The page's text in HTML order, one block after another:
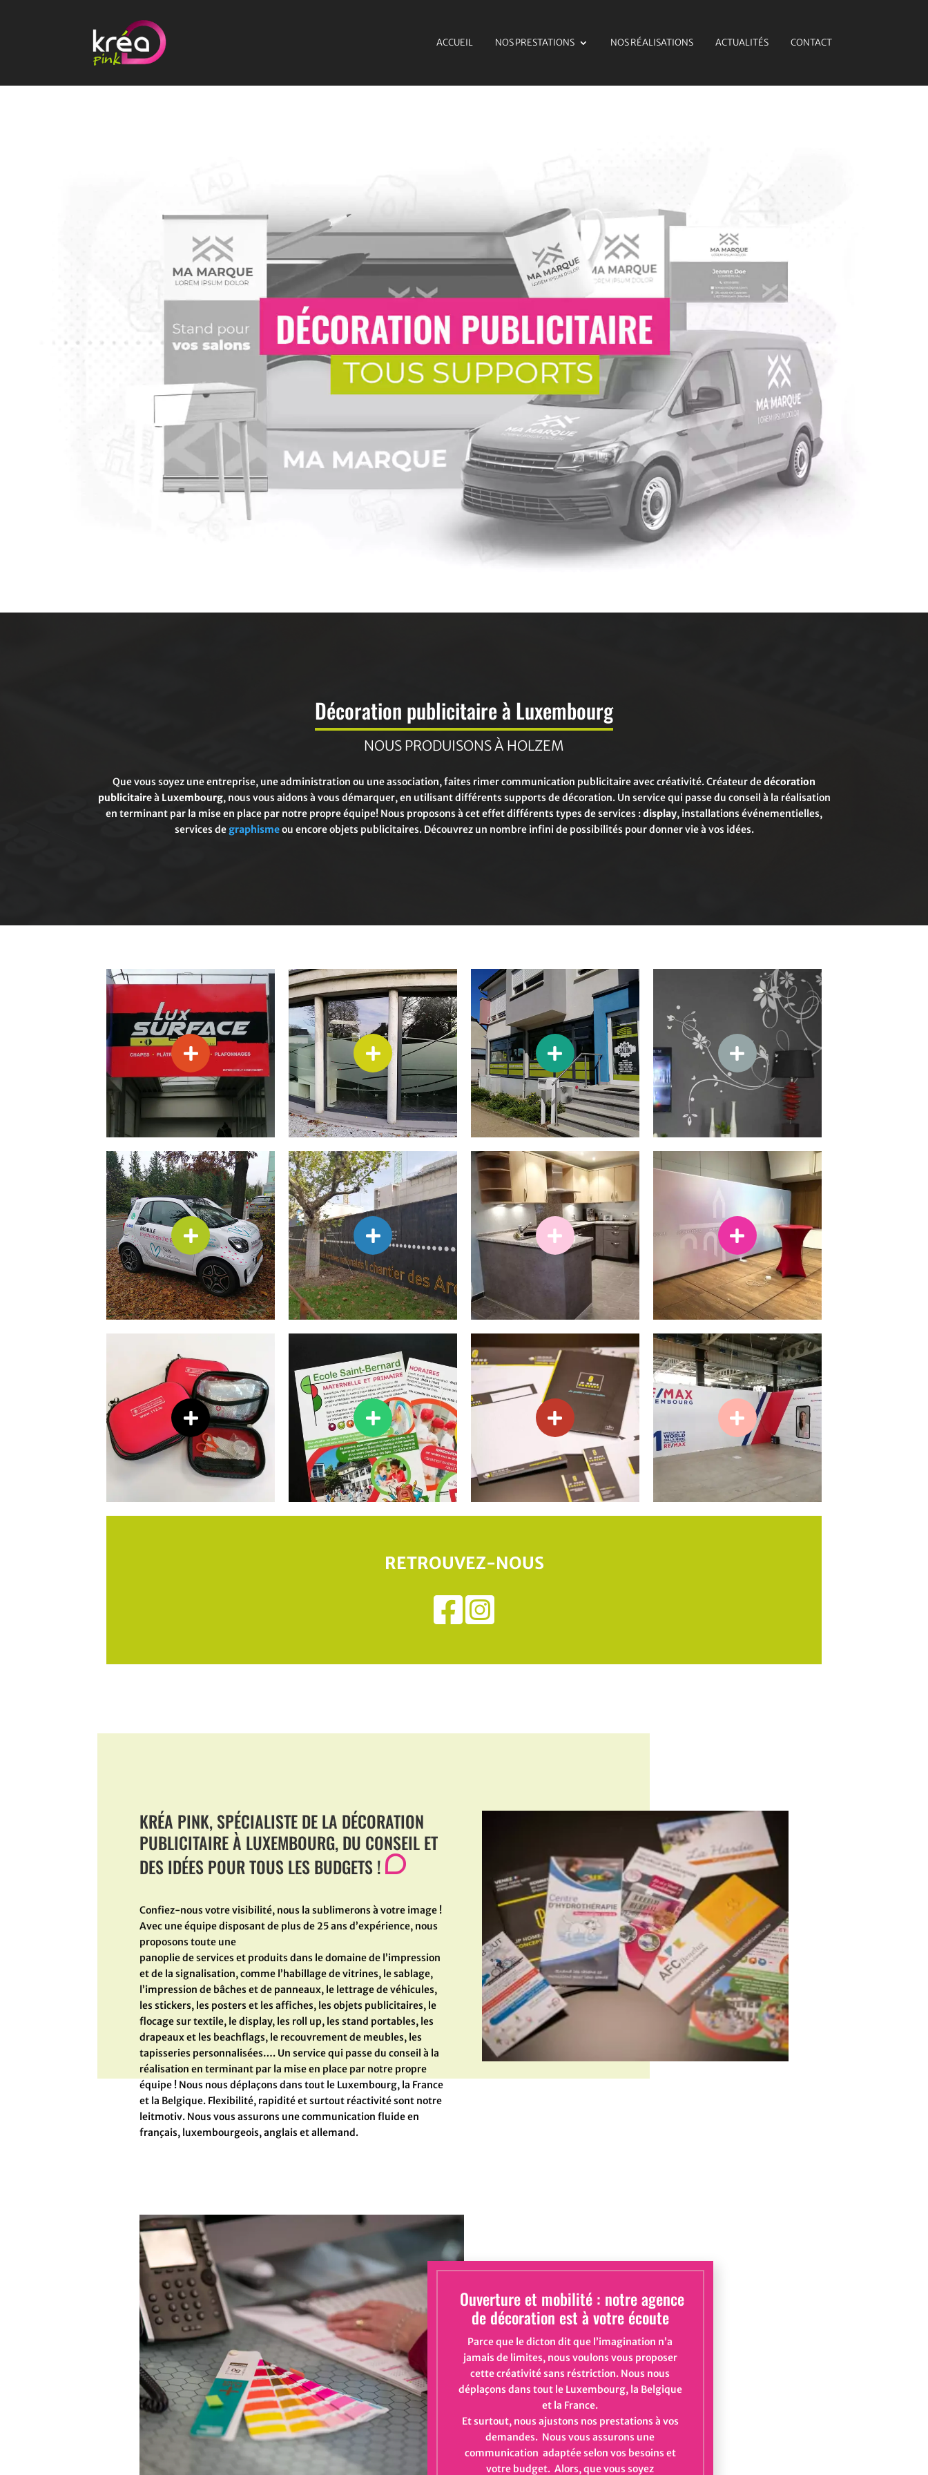
ACCUEIL NOS PRESTATIONS NOS RÉALISATIONS ACTUALITÉS CONTACT
Décoration publicitaire à Luxembourg
NOUS PRODUISONS À HOLZEM
Que vous soyez une entreprise, une administration ou une association, faites rimer communication publicitaire avec créativité. Créateur dedécoration
publicitaireà Luxembourg, nous vous aidons à vous démarquer, en utilisant différents supports de décoration. Un service qui passe du conseil à la réalisation
en terminant par la mise en place par notre propre équipe! Nous proposons à cet effet différents types de services :display, installations événementielles,
services degraphismeou encore objets publicitaires. Découvrez un nombre infini de possibilités pour donner vie à vos idées.
RETROUVEZ-NOUS
KRÉA PINK, SPÉCIALISTE DE LA DÉCORATION
PUBLICITAIRE À LUXEMBOURG, DU CONSEIL ET
DES IDÉES POUR TOUS LES BUDGETS !
Confiez-nous votre visibilité, nous la sublimerons à votre image !
Avec une équipe disposant de plus de 25 ans d’expérience, nous
proposons toute une
panoplie de services et produits dans le domaine de l’impression
et de la signalisation, comme l’habillage de vitrines, le sablage,
l’impression de bâches et de panneaux, le lettrage de véhicules,
les stickers, les posters et les affiches, les objets publicitaires, le
flocage sur textile, le display, les roll up, les stand portables, les
drapeaux et les beachflags, le recouvrement de meubles, les
tapisseries personnalisées…. Un service qui passe du conseil à la
réalisation en terminant par la mise en place par notre propre
équipe ! Nous nous déplaçons dans tout le Luxembourg, la France
et la Belgique. Flexibilité, rapidité et surtout réactivité sont notre
leitmotiv. Nous vous assurons une communication fluide en
français, luxembourgeois, anglais et allemand.
Ouverture et mobilité : notre agence
de décoration est à votre écoute
Parce que le dicton dit que l’imagination n’a
jamais de limites, nous voulons vous proposer
cette créativité sans réstriction. Nous nous
déplaçons dans tout le Luxembourg, la Belgique
et la France.
Et surtout, nous ajustons nos prestations à vos
demandes. Nous vous assurons une
communication adaptée selon vos besoins et
votre budget. Alors, que vous soyez